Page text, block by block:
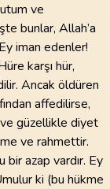
ve
bunlar, Allah’a
iman edenler!
karşı hür,
Ancak öldüren
affedilirse,
güzellikle diyet
ve rahmettir.
azap vardır. Ey
ki (bu hükme